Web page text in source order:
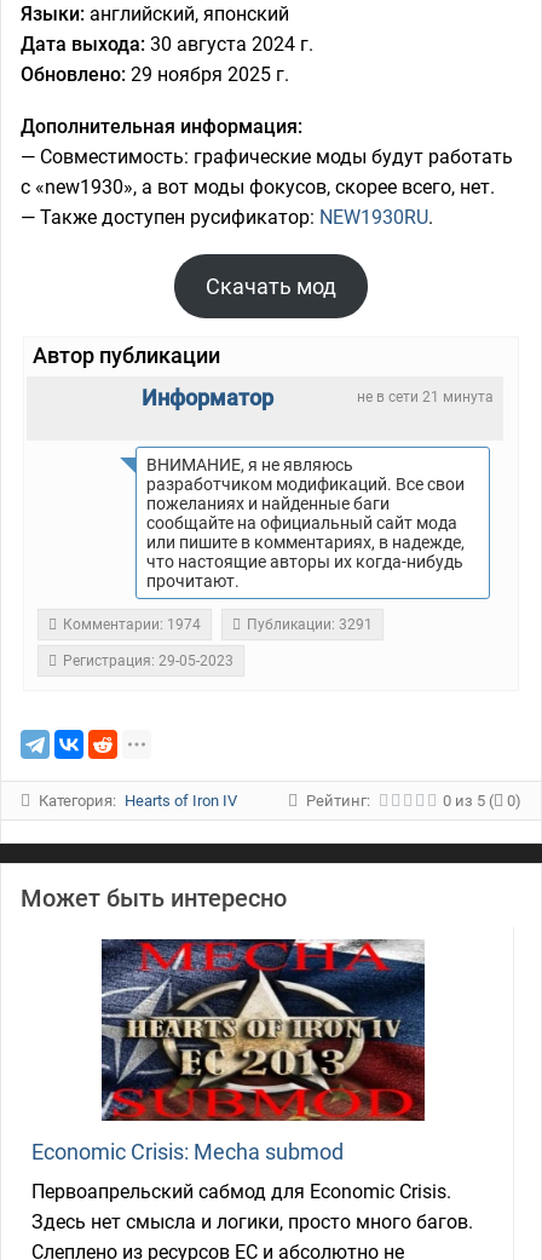
Языки: английский, японский
Дата выхода: 30 августа 2024 г.
Обновлено: 29 ноября 2025 г.
Дополнительная информация:
— Совместимость: графические моды будут работать
с «new1930», а вот моды фокусов, скорее всего, нет.
— Также доступен русификатор: NEW1930RU.
Скачать мод
Автор публикации
не в сети 21 минута
Информатор
ВНИМАНИЕ, я не являюсь
разработчиком модификаций. Все свои
пожеланиях и найденные баги
сообщайте на официальный сайт мода
или пишите в комментариях, в надежде,
что настоящие авторы их когда-нибудь
прочитают.
Комментарии: 1974 Публикации: 3291
Регистрация: 29-05-2023
Категория: Hearts of Iron IV Рейтинг: 0 из 5 ( 0)
Может быть интересно
Economic Crisis: Mecha submod
Первоапрельский сабмод для Economic Crisis.
Здесь нет смысла и логики, просто много багов.
Слеплено из ресурсов ЕС и абсолютно не